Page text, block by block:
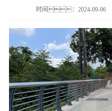
时间：2024-09-06